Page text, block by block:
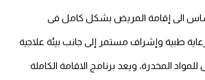
الى إقامة المريض بشكل كامل فى
طبية وإشراف مستمر إلى جانب بيئة علاجية
المخدرة، ويعد برنامج الاقامة الكاملة